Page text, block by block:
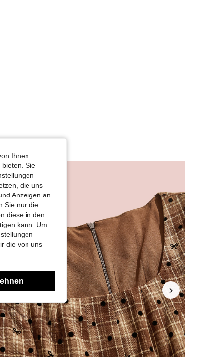
Ihnen
bieten. Sie
die uns
Anzeigen an
Sie nur die
diese in den
kann. Um
die von uns